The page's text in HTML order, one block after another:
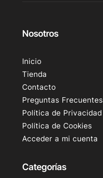
Nosotros
Inicio
Tienda
Contacto
Preguntas Frecuentes
Política de Privacidad
Política de Cookies
Acceder a mi cuenta
Categorías